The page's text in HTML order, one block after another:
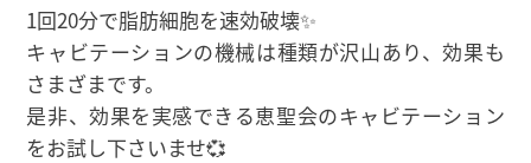
1回20分で脂肪細胞を速効破壊✨
キャビテーションの機械は種類が沢山あり、効果も
さまざまです。
是非、効果を実感できる恵聖会のキャビテーション
をお試し下さいませ💞